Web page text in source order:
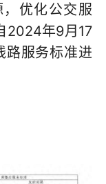
优化公交服
2024年9月17
路服务标准进